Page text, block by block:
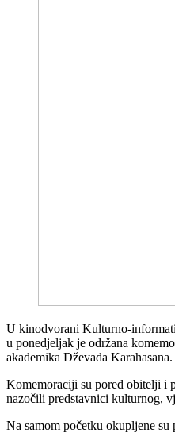
U kinodvorani Kulturno-
u ponedjeljak je održana
akademika Dževada Karahasana.
Komemoraciji su pored obitelji i
nazočili predstavnici kulturnog,
Na samom početku okupljene